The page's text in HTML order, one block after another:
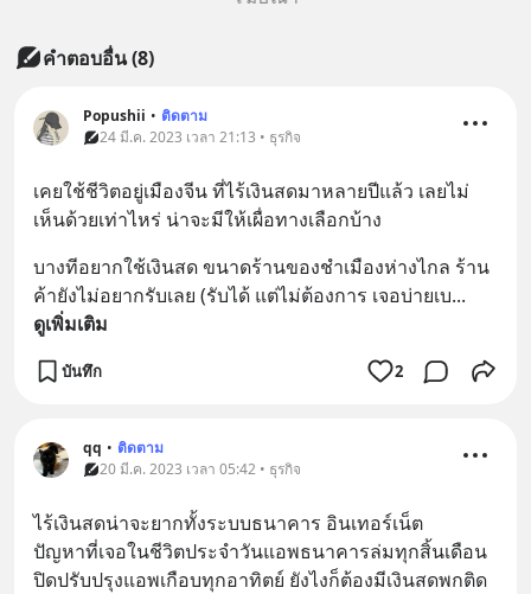
คำตอบอื่น(8)
Popushii • ติดตาม
24 มี.ค. 2023 เวลา 21:13 • ธุรกิจ
เคยใช้ชีวิตอยู่เมืองจีน ที่ไร้เงินสดมาหลายปีแล้ว เลยไม่
เห็นด้วยเท่าไหร่ น่าจะมีให้เผื่อทางเลือกบ้าง
บางทีอยากใช้เงินสด ขนาดร้านของชำเมืองห่างไกล ร้าน
ค้ายังไม่อยากรับเลย (รับได้ แต่ไม่ต้องการ เจอบ่ายเบ...
ดูเพิ่มเติม
บันทึก 2
qq • ติดตาม
20 มี.ค. 2023 เวลา 05:42 • ธุรกิจ
ไร้เงินสดน่าจะยากทั้งระบบธนาคาร อินเทอร์เน็ต
ปัญหาที่เจอในชีวิตประจำวันแอพธนาคารล่มทุกสิ้นเดือน
ปิดปรับปรุงแอพเกือบทุกอาทิตย์ ยังไงก็ต้องมีเงินสดพกติด